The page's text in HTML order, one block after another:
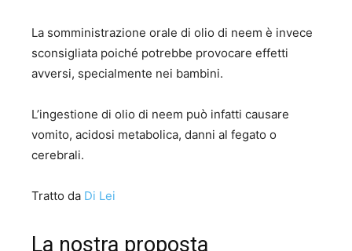
La somministrazione orale di olio di neem è invece
sconsigliata poiché potrebbe provocare effetti
avversi, specialmente nei bambini.
L’ingestione di olio di neem può infatti causare
vomito, acidosi metabolica, danni al fegato o
cerebrali.
Tratto da Di Lei
La nostra proposta